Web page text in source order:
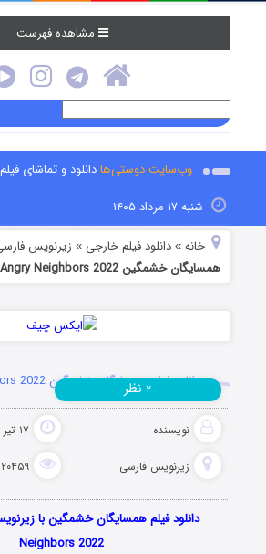
مشاهده فهرست
وب‌سایت دوستی‌هادانلود و تماشای فیلم
شنبه ۱۷ مرداد ۱۴۰۵
خانه »دانلود فیلم خارجی » زیرنویس
همسایگان خشمگین Angry Neighbors 2022
دانلود فیلم همسایگان خشمگین Angry Neighbors 2022
نویسنده ۱۷ تیر ۱۴۰۳
زیرنویس فارسی ۲۰۴۵۹ بازدید
۲ نظر
Neighbors 2022